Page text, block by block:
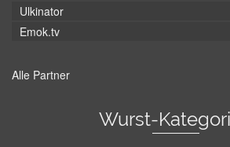
Ulkinator
Emok.tv
Alle Partner
Wurst-